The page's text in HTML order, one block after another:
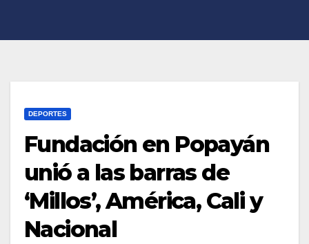
DEPORTES
Fundación en Popayán
unió a las barras de
‘Millos’, América, Cali y
Nacional